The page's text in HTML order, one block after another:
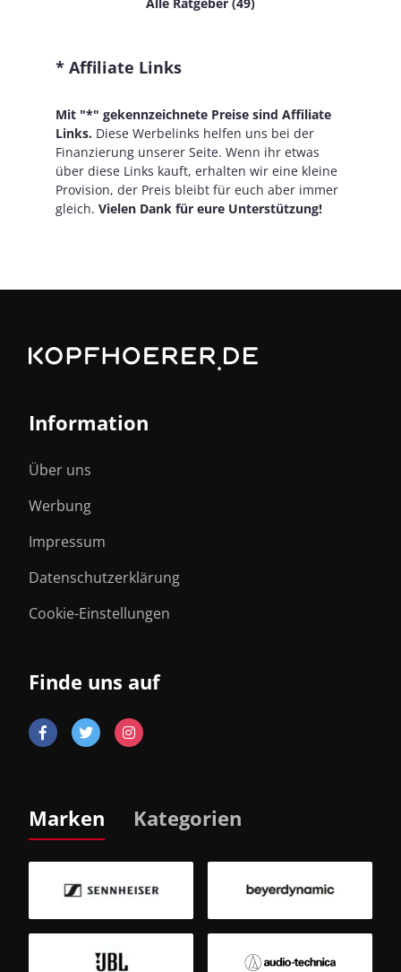
* Affiliate Links
Mit "*" gekennzeichnete Preise sind Affiliate
Links. Diese Werbelinks helfen uns bei der
Finanzierung unserer Seite. Wenn ihr etwas
über diese Links kauft, erhalten wir eine kleine
Provision, der Preis bleibt für euch aber immer
gleich. Vielen Dank für eure Unterstützung!
Information
Über uns
Werbung
Impressum
Datenschutzerklärung
Cookie-Einstellungen
Finde uns auf
Marken Kategorien